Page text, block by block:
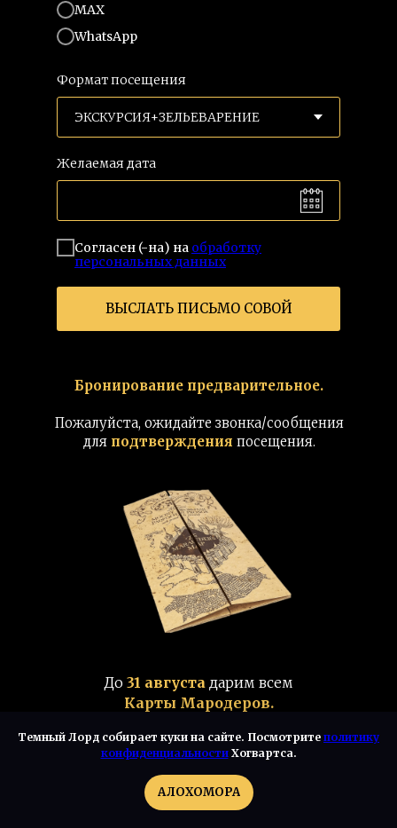
MAX
WhatsApp
Формат посещения
Желаемая дата
Согласен (-на) на обработку
персональных данных
ВЫСЛАТЬ ПИСЬМО СОВОЙ
Бронирование предварительное.
Пожалуйста, ожидайте звонка/сообщения
для подтверждения посещения.
До 31 августа дарим всем
Карты Мародеров.
Темный Лорд собирает куки на сайте. Посмотрите политику
конфиденциальностиХогвартса.
АЛОХОМОРА